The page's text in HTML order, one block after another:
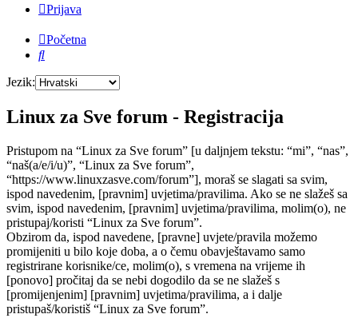
Prijava
Početna
Pretražnik
Jezik:
Linux za Sve forum - Registracija
Pristupom na “Linux za Sve forum” [u daljnjem tekstu: “mi”, “nas”,
“naš(a/e/i/u)”, “Linux za Sve forum”,
“https://www.linuxzasve.com/forum”], moraš se slagati sa svim,
ispod navedenim, [pravnim] uvjetima/pravilima. Ako se ne slažeš sa
svim, ispod navedenim, [pravnim] uvjetima/pravilima, molim(o), ne
pristupaj/koristi “Linux za Sve forum”.
Obzirom da, ispod navedene, [pravne] uvjete/pravila možemo
promijeniti u bilo koje doba, a o čemu obavještavamo samo
registrirane korisnike/ce, molim(o), s vremena na vrijeme ih
[ponovo] pročitaj da se nebi dogodilo da se ne slažeš s
[promijenjenim] [pravnim] uvjetima/pravilima, a i dalje
pristupaš/koristiš “Linux za Sve forum”.